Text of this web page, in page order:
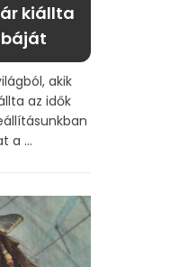
kiállta
akik
az idők
a ...